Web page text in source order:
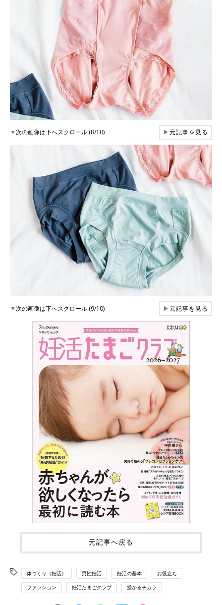
▼次の画像は下へスクロール (8/10) ▶元記事を見る
▼次の画像は下へスクロール (9/10) ▶元記事を見る
元記事へ戻る
体づくり（妊活） 男性妊活 妊活の基本 お役立ち
ファッション 妊活たまごクラブ 授かるチカラ